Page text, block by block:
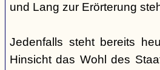
und Lang zur Erörterung
Jedenfalls steht bereits
Hinsicht das Wohl des